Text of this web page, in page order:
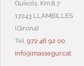
Guíxols, Km.8,7
17243 LLAMBILLES
(Girona)
Tel. 972 46 92 00
info@massegur.cat